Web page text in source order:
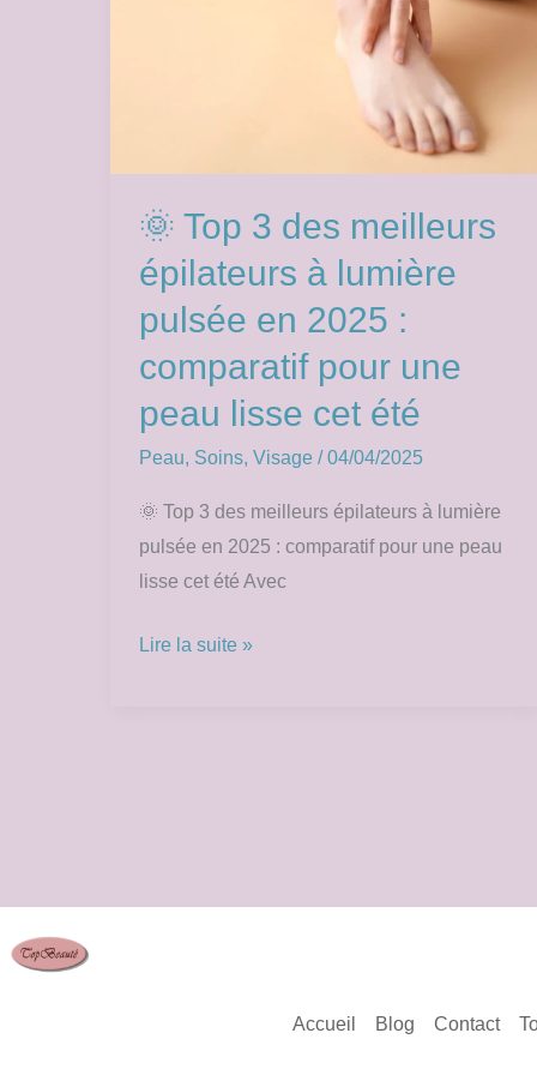
🌞 Top 3 des meilleurs
épilateurs à lumière
pulsée en 2025 :
comparatif pour une
peau lisse cet été
Peau, Soins, Visage /04/04/2025
🌞 Top 3 des meilleurs épilateurs à lumière
pulsée en 2025 : comparatif pour une peau
lisse cet été Avec
été
Lire la suite »
Accueil Blog Contact